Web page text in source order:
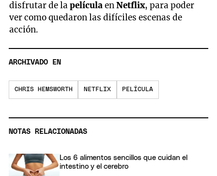
disfrutar de lapelículaenNetflix, para poder
ver como quedaron las difíciles escenas de
acción.
ARCHIVADO EN
CHRIS HEMSWORTH NETFLIX PELÍCULA
NOTAS RELACIONADAS
Los 6 alimentos sencillos que cuidan el
intestino y el cerebro